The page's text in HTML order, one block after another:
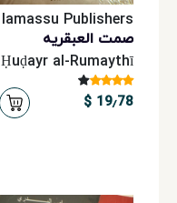
lamassu Publishers
صمت العبقریه
Ḥuḍayr al-Rumaythī
19٫78 $